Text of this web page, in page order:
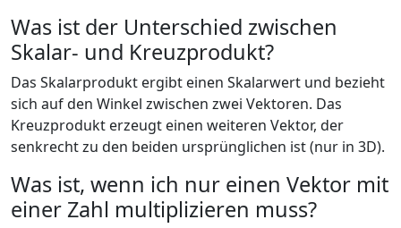
Was ist der Unterschied zwischen
Skalar- und Kreuzprodukt?
Das Skalarprodukt ergibt einen Skalarwert und bezieht
sich auf den Winkel zwischen zwei Vektoren. Das
Kreuzprodukt erzeugt einen weiteren Vektor, der
senkrecht zu den beiden ursprünglichen ist (nur in 3D).
Was ist, wenn ich nur einen Vektor mit
einer Zahl multiplizieren muss?